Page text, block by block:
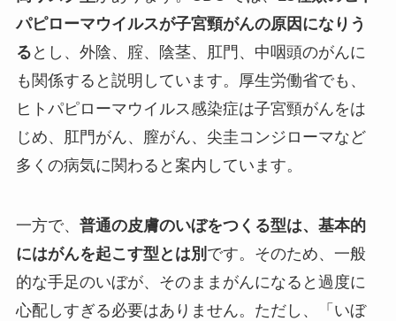
パピローマウイルスが子宮頸がんの原因になりう
る とし、外陰、腟、陰茎、肛門、中咽頭のがんに
も関係すると説明しています。厚生労働省でも、
ヒトパピローマウイルス感染症は子宮頸がんをは
じめ、肛門がん、膣がん、尖圭コンジローマなど
多くの病気に関わると案内しています。
一方で、 普通の皮膚のいぼをつくる型は、基本的
にはがんを起こす型とは別 です。そのため、一般
的な手足のいぼが、そのままがんになると過度に
心配しすぎる必要はありません。ただし、「いぼ